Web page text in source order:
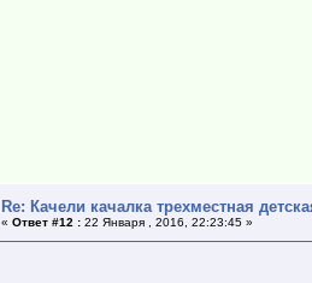
Re: Качели качалка трехместная
« Ответ #12 :22 Января , 2016, 22:23:45 »